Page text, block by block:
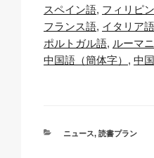
y
Li
n
e
b
o
スペイン語 フィリピ
フランス語 イタリア語
ポルトガル語 ルーマ
中国語（簡体字）
中
カ
ニュース, 読書プラン